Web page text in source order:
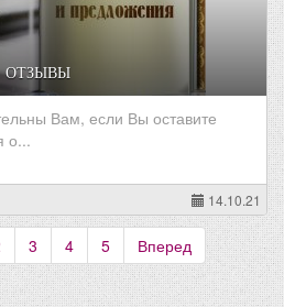
ОТЗЫВЫ
Вам, если Вы оставите
о...
14.10.21
3 4 5 Вперед